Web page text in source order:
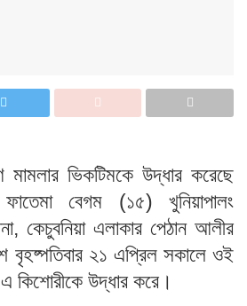
ভিকটিমকে উদ্ধার করেছে
বেগম (১৫) খুনিয়াপালং
কেচুবনিয়া এলাকার পেঠান আলীর
বৃহষ্পতিবার ২১ এপ্রিল সকালে ওই
কিশোরীকে উদ্ধার করে।